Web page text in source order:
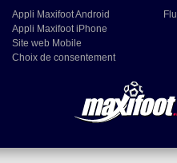
Appli Maxifoot Android
Appli Maxifoot iPhone
Site web Mobile
Choix de consentement